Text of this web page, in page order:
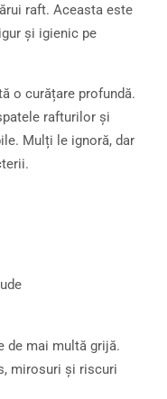
raft. Aceasta este
și igienic pe
o curățare profundă.
rafturilor și
Mulți le ignoră, dar
de mai multă grijă.
mirosuri și riscuri